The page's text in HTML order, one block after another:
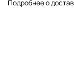
Подробнее о